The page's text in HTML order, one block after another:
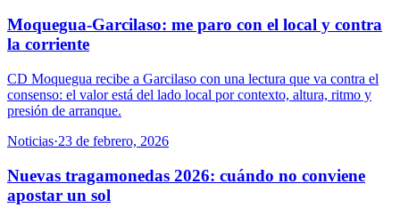
Moquegua-Garcilaso: me paro con el local y contra
la corriente
CD Moquegua recibe a Garcilaso con una lectura que va contra el
consenso: el valor está del lado local por contexto, altura, ritmo y
presión de arranque.
Noticias·23 de febrero, 2026
Nuevas tragamonedas 2026: cuándo no conviene
apostar un sol